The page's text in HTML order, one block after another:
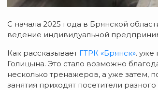
С начала 2025 года в Брянской
ведение индивидуальной
Как рассказывает ГТРК «Брянск». уже
Голицына. Это стало возможно
несколько тренажеров, а уже затем,
занятия приходят посетители разного